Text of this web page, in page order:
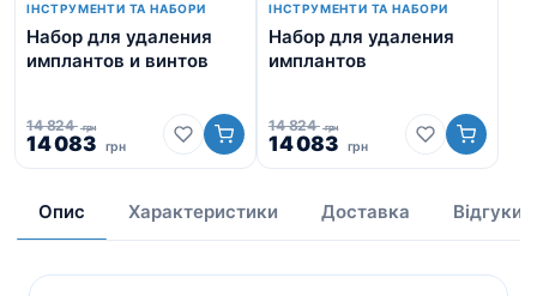
ІНСТРУМЕНТИ ТА НАБОРИ
Набор для удаления
имплантов и винтов
14 824 грн
Оригінальна
ціна:
824
грн.
14 083 грнПоточна
ціна:
083
грн.
ІНСТРУМЕНТИ ТА НАБОРИ
Набор для удаления
имплантов
14 824 грн
Оригінальна
ціна:
824
грн.
14 083 грнПоточна
ціна:
083
грн.
15
Опис Характеристики Доставка Відгуки